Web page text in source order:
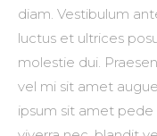
diam. Vestibulum
luctus et ultrices
molestie dui.
vel mi sit amet
ipsum sit amet pede